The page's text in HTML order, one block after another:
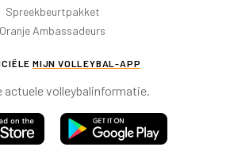
Spreekbeurtpakket
Oranje Ambassadeurs
MIJN VOLLEYBAL-APP
actuele volleybalinformatie.